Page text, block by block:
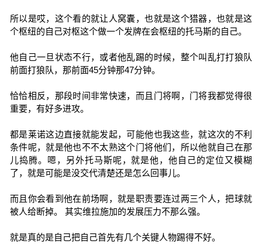
所以是哎，这个看的就让人窝囊，也就是这个猎器，也就是这
个枢纽的自己对枢这个做一个发牌在会枢纽的托马斯的自己。
他自己一旦状态不行，或者他乱踢的时候，整个叫乱打打狼队
前面打狼队，那前面45分钟那47分钟。
恰恰相反，那段时间非常快速，而且门将啊，门将我都觉得很
重要，有好多进攻。
都是莱诺这边直接就能发起，可能他也我这些，就这次的不利
条件呢，就是他也不不太熟这个门将他们，所以他就自己在那
儿捣腾。嗯，另外托马斯呢，就是他，他自己的定位又模糊
了，就是可能是没交代清楚还是怎么回事儿。
而且你会看到他在前场啊，就是职责要连过两三个人，把球就
被人给断掉。 其实维拉施加的发展压力不那么强。
就是真的是自己把自己首先有几个关键人物踢得不好。